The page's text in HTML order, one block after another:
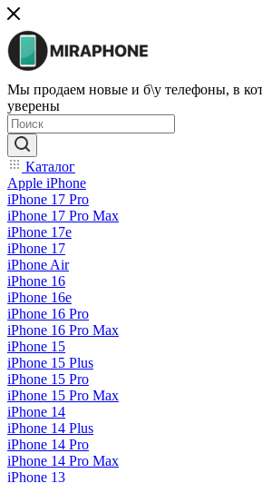
Мы продаем новые и б\у телефоны, в
уверены
Каталог
Apple iPhone
iPhone 17 Pro
iPhone 17 Pro Max
iPhone 17e
iPhone 17
iPhone Air
iPhone 16
iPhone 16e
iPhone 16 Pro
iPhone 16 Pro Max
iPhone 15
iPhone 15 Plus
iPhone 15 Pro
iPhone 15 Pro Max
iPhone 14
iPhone 14 Plus
iPhone 14 Pro
iPhone 14 Pro Max
iPhone 13